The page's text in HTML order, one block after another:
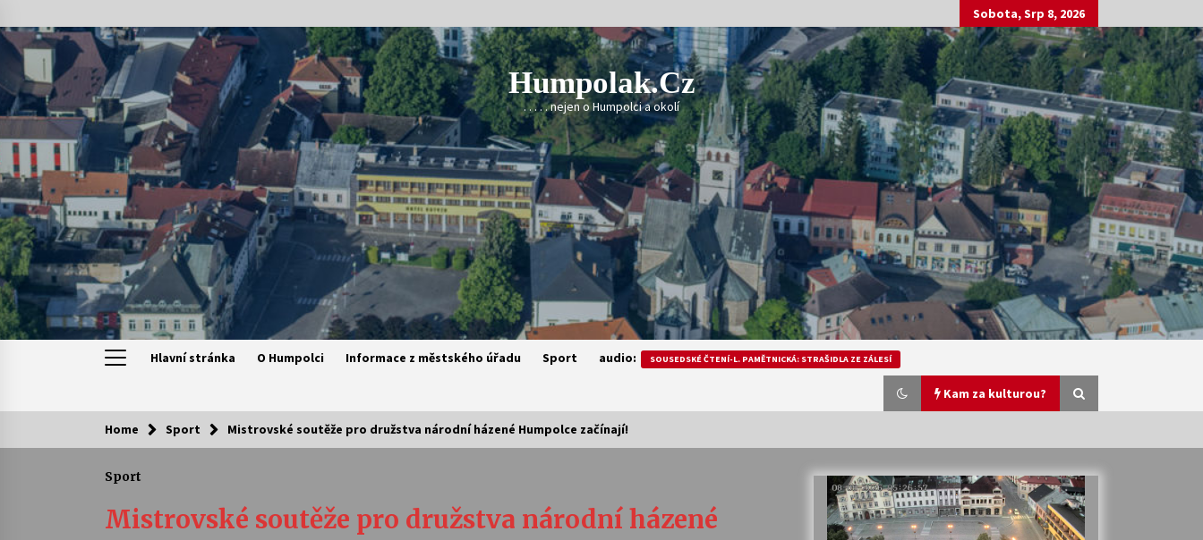
to
content
Sobota, Srp 8, 2026
Humpolak.cz
. . . . . nejen o Humpolci a okolí
Hlavní stránka O Humpolci Informace z městského úřadu Sport audio: SOUSEDSKÉ ČTENÍ-L. PAMĚTNICKÁ: STRAŠIDLA ZE ZÁLESÍ
Kam za kulturou?
Kam za kulturou?
Camerata a Sukuba Ensemble
4. 8. 2026
Stávám se kapkou
30. 7. 2026
Veselí muzikanti
30. 7. 2026
Home Sport Mistrovské soutěže pro družstva národní házené Humpolce začínají!
Sport
Mistrovské soutěže pro družstva národní házené